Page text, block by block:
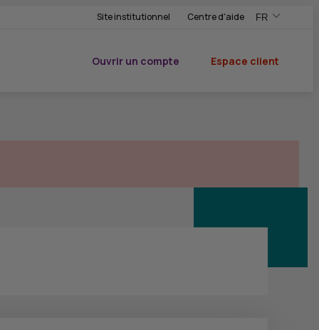
Site institutionnel Centre d'aide FR
,Version
,Changer de
Ouvrir un compte
Espace client